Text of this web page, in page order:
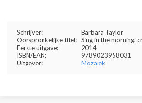
Schrijver:
Barbara Taylor
Oorspronkelijke titel: Sing in the morning,
Eerste uitgave:
2014
ISBN/EAN:
9789023958031
Uitgever:
Mozaïek